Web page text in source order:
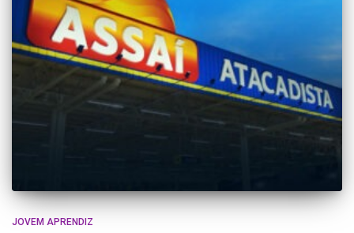
JOVEM APRENDIZ